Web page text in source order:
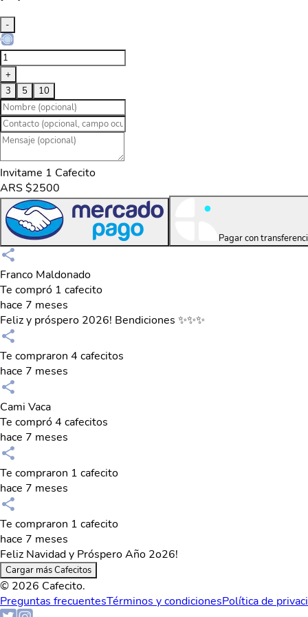
-
+
3
5 10
Invitame 1 Cafecito
ARS $2500
Pagar con
Franco Maldonado
Te compró 1 cafecito
hace 7 meses
Feliz y próspero 2026! Bendiciones ✨✨✨
Te compraron 4 cafecitos
hace 7 meses
Cami Vaca
Te compró 4 cafecitos
hace 7 meses
Te compraron 1 cafecito
hace 7 meses
Te compraron 1 cafecito
hace 7 meses
Feliz Navidad y Próspero Año 2o26!
Cargar más Cafecitos
© 2026 Cafecito.
Preguntas frecuentesTérminos y condicionesPolítica de